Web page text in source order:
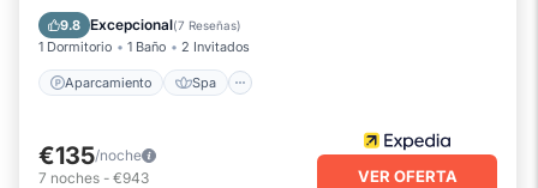
9.8 Excepcional(7 Reseñas)
1 Dormitorio 1 Baño 2 Invitados
Aparcamiento Spa
Cocina
€135/noche
7 noches - €943 VER OFERTA